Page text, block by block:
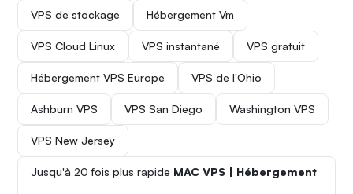
VPS de stockage Hébergement Vm
VPS Cloud Linux VPS instantané VPS gratuit
Hébergement VPS Europe VPS de l'Ohio
Ashburn VPS VPS San Diego Washington VPS
VPS New Jersey
Jusqu'à 20 fois plus rapide MAC VPS | Hébergement